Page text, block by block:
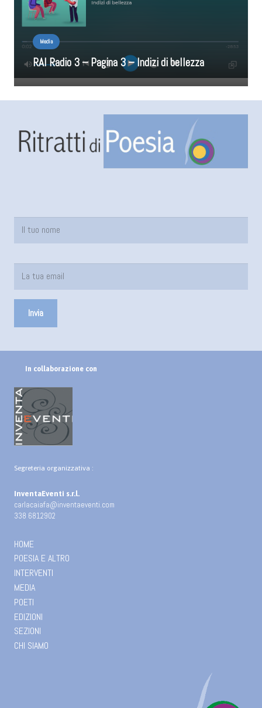
Media
RAI Radio 3 – Pagina 3 – Indizi di bellezza
In collaborazione con
Segreteria organizzativa :
InventaEventi s.r.l.
carlacaiafa@inventaeventi.com
338 6812902
HOME
POESIA E ALTRO
INTERVENTI
MEDIA
POETI
EDIZIONI
SEZIONI
CHI SIAMO